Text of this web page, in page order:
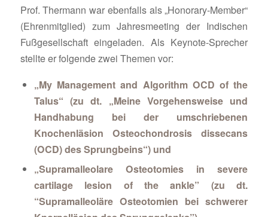
Prof. Thermann war ebenfalls als „Honorary-Member“
(Ehrenmitglied) zum Jahresmeeting der Indischen
Fußgesellschaft eingeladen. Als Keynote-Sprecher
stellte er folgende zwei Themen vor:
„My Management and Algorithm OCD of the
Talus“ (zu dt. „Meine Vorgehensweise und
Handhabung bei der umschriebenen
Knochenläsion Osteochondrosis dissecans
(OCD) des Sprungbeins“) und
„Supramalleolare Osteotomies in severe
cartilage lesion of the ankle” (zu dt.
“Supramalleoläre Osteotomien bei schwerer